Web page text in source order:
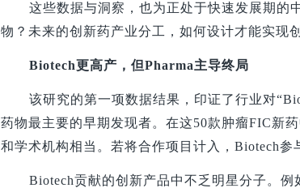
这些数据与洞察，也为正处于快速发展期
物？未来的创新药产业分工，如何设计才能实现
Biotech更高产，但Pharma主导终局
该研究的第一项数据结果，印证了行业对
药物最主要的早期发现者。在这50款肿瘤FIC新
和学术机构相当。若将合作项目计入，Biotech参
Biotech贡献的创新产品中不乏明星分子。